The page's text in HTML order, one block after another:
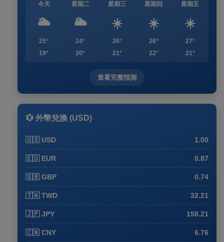
今天
🌥️
25°
19°
星期二
🌥️
24°
20°
星期三
☀️
26°
21°
星期四
☀️
26°
22°
星期五
☀️
27°
21°
查看完整預測
💱 外幣兌換 (USD)
🇺🇸 USD 1.00
🇪🇺 EUR 0.87
🇬🇧 GBP 0.74
🇹🇼 TWD 32.21
🇯🇵 JPY 158.21
🇨🇳 CNY 6.76